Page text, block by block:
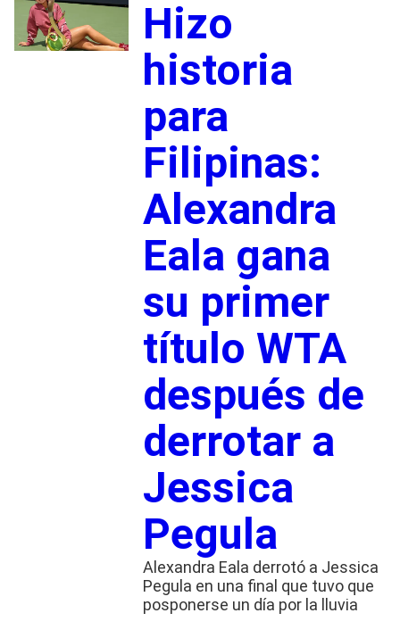
Hizo
historia
para
Filipinas:
Alexandra
Eala gana
su primer
título WTA
después de
derrotar a
Jessica
Pegula
Alexandra Eala derrotó a Jessica
Pegula en una final que tuvo que
posponerse un día por la lluvia